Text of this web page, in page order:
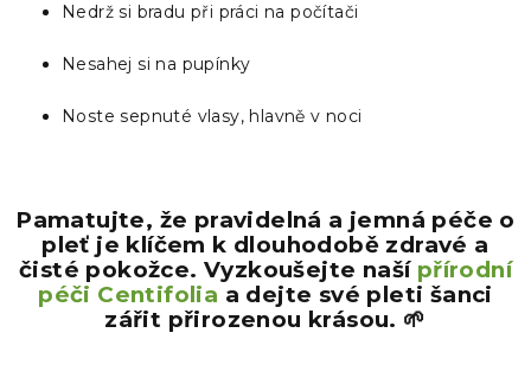
Nedrž si bradu při práci na počítači
Nesahej si na pupínky
Noste sepnuté vlasy, hlavně v noci
Pamatujte, že pravidelná a jemná péče o
pleť je klíčem k dlouhodobě zdravé a
čisté pokožce. Vyzkoušejte naší přírodní
péči Centifolia a dejte své pleti šanci
zářit přirozenou krásou. 🌱